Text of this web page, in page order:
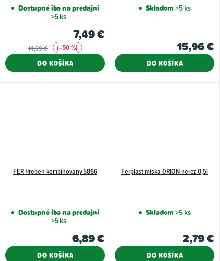
Dostupné iba na predajni
>5 ks
7,49 €
14,99 €
(–50 %)
DO KOŠÍKA
Skladom>5 ks
15,96 €
DO KOŠÍKA
FER Hreben kombinovany 5866
Dostupné iba na predajni
>5 ks
6,89 €
DO KOŠÍKA
Ferplast miska ORION nerez 0,5l
Skladom>5 ks
2,79 €
DO KOŠÍKA